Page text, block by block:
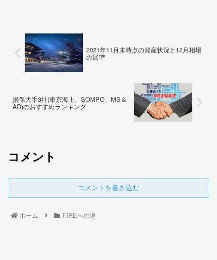
2021年11月末時点の資産状況と12月相場
の展望
損保大手3社(東京海上、SOMPO、MS＆
AD)のおすすめランキング
コメント
コメントを書き込む
ホーム FIREへの道